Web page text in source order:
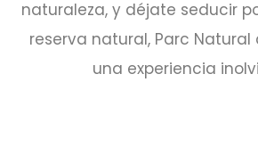
naturaleza, y déjate seducir
reserva natural, Parc Natural
una experiencia